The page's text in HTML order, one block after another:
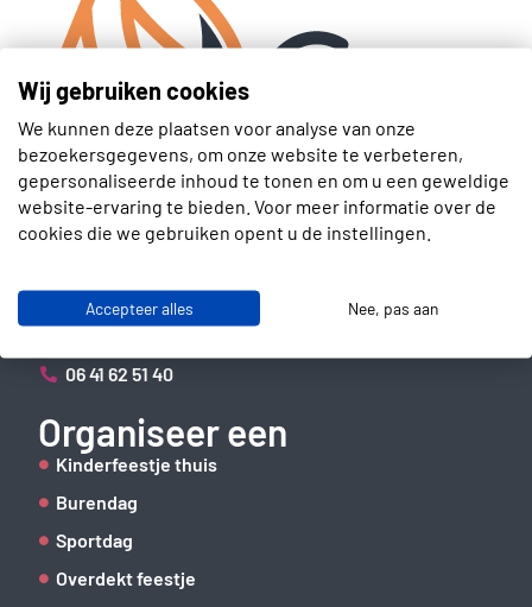
Contact
2672 GD Naaldwijk
06 41 62 51 40
Organiseer een
Kinderfeestje thuis
Burendag
Sportdag
Overdekt feestje
Wij gebruiken cookies
We kunnen deze plaatsen voor analyse van onze
bezoekersgegevens, om onze website te verbeteren,
gepersonaliseerde inhoud te tonen en om u een geweldige
website-ervaring te bieden. Voor meer informatie over de
cookies die we gebruiken opent u de instellingen.
Accepteer alles Nee, pas aan